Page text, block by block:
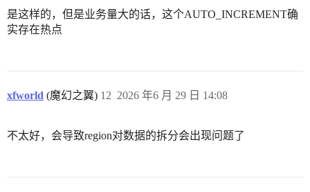
是这样的，但是业务量大的话，这个AUTO_INCREMENT确
实存在热点
xfworld (魔幻之翼) 2026 年6 月 29 日 14:08
12
不太好，会导致region对数据的拆分会出现问题了